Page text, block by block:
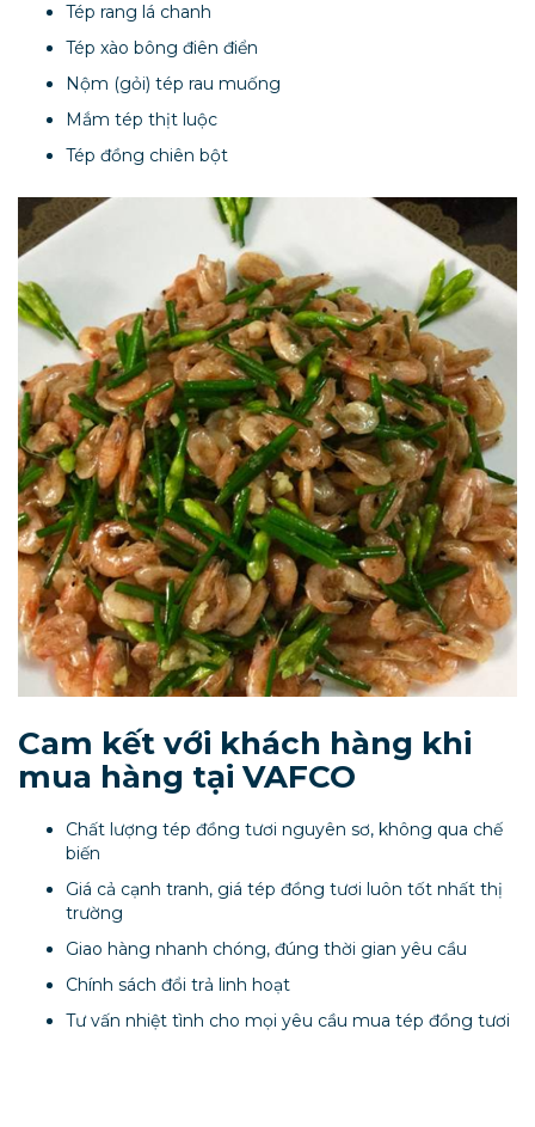
Tép rang lá chanh
Tép xào bông điên điển
Nộm (gỏi) tép rau muống
Mắm tép thịt luộc
Tép đồng chiên bột
Cam kết với khách hàng khi
mua hàng tại VAFCO
Chất lượng tép đồng tươi nguyên sơ, không qua chế
biến
Giá cả cạnh tranh, giá tép đồng tươi luôn tốt nhất thị
trường
Giao hàng nhanh chóng, đúng thời gian yêu cầu
Chính sách đổi trả linh hoạt
Tư vấn nhiệt tình cho mọi yêu cầu mua tép đồng tươi